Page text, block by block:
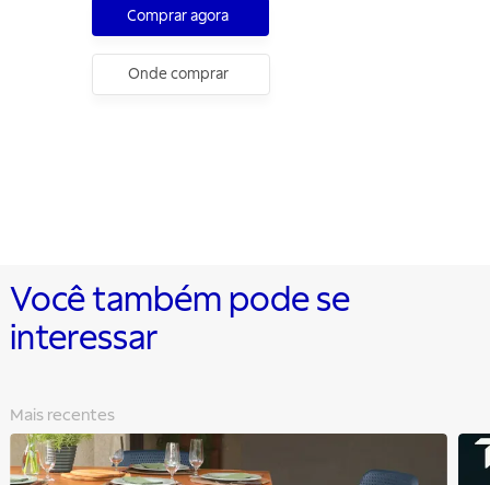
Comprar agora
Onde comprar
Você também pode se
interessar
Mais recentes